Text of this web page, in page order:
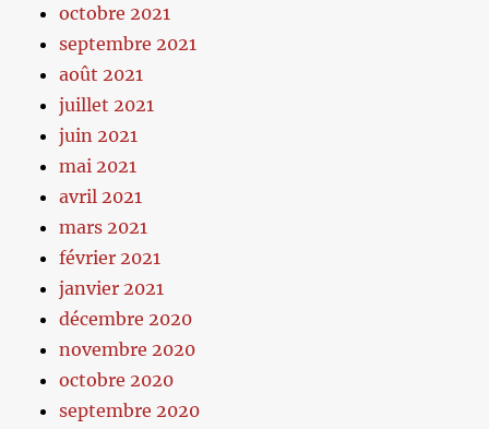
octobre 2021
septembre 2021
août 2021
juillet 2021
juin 2021
mai 2021
avril 2021
mars 2021
février 2021
janvier 2021
décembre 2020
novembre 2020
octobre 2020
septembre 2020